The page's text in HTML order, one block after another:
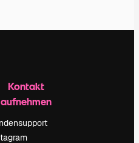
Kontakt
aufnehmen